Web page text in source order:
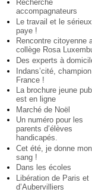
Recherche
accompagnateurs
Le travail et le
paye !
Rencontre citoyenne
collège Rosa
Des experts à
Indans’cité,
France !
La brochure jeune
est en ligne
Marché de Noël
Un numéro pour les
parents d’élèves
handicapés.
Cet été, je donne mon
sang !
Dans les écoles
Libération de Paris et
d’Aubervilliers